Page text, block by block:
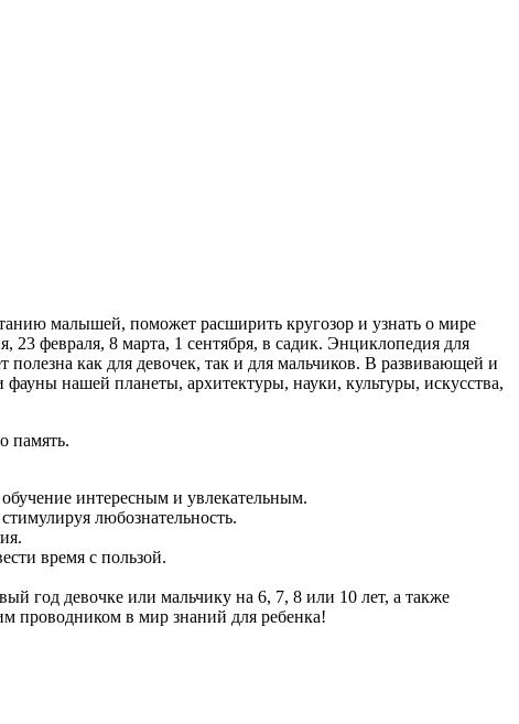
малышей, поможет расширить кругозор и узнать о мире
февраля, 8 марта, 1 сентября, в садик. Энциклопедия для
как для девочек, так и для мальчиков. В развивающей и
нашей планеты, архитектуры, науки, культуры, искусства,
память.
интересным и увлекательным.
любознательность.
время с пользой.
год девочке или мальчику на 6, 7, 8 или 10 лет, а также
проводником в мир знаний для ребенка!